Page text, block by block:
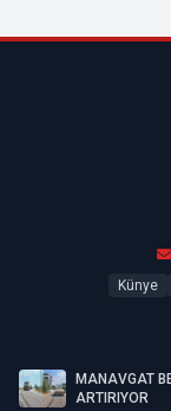
Künye
MANAVGAT
ARTIRIYOR